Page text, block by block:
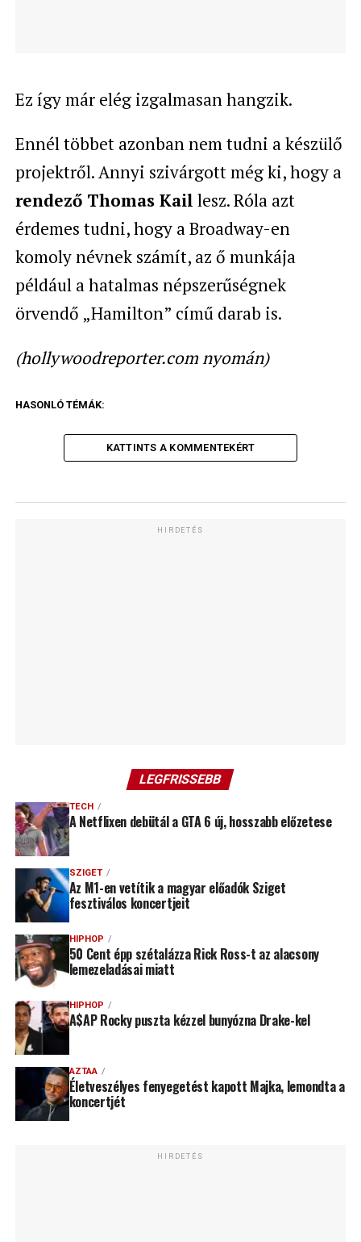
Ez így már elég izgalmasan hangzik.
Ennél többet azonban nem tudni a készülő
projektről. Annyi szivárgott még ki, hogy a
rendező Thomas Kail lesz. Róla azt
érdemes tudni, hogy a Broadway-en
komoly névnek számít, az ő munkája
például a hatalmas népszerűségnek
örvendő „Hamilton” című darab is.
(hollywoodreporter.com nyomán)
HASONLÓ TÉMÁK:
KATTINTS A KOMMENTEKÉRT
HIRDETÉS
LEGFRISSEBB
TECH
A Netflixen debütál a GTA 6 új, hosszabb előzetese
SZIGET
Az M1-en vetítik a magyar előadók Sziget
fesztiválos koncertjeit
HIPHOP
50 Cent épp szétalázza Rick Ross-t az alacsony
lemezeladásai miatt
HIPHOP
A$AP Rocky puszta kézzel bunyózna Drake-kel
AZTAA
Életveszélyes fenyegetést kapott Majka, lemondta a
koncertjét
HIRDETÉS